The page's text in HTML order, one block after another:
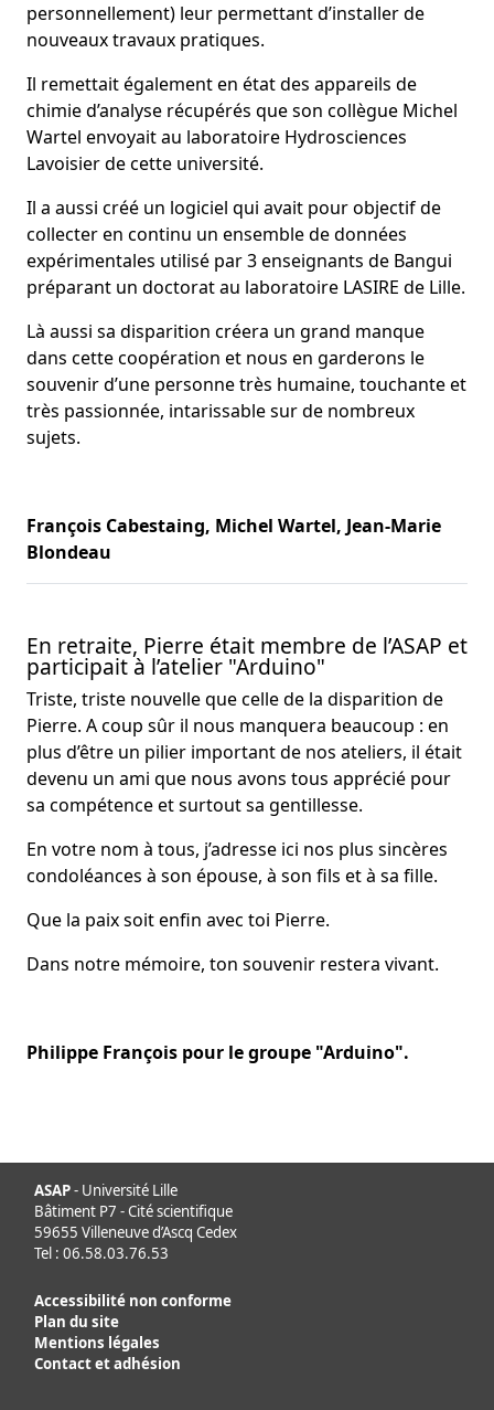
personnellement) leur permettant d’installer de
nouveaux travaux pratiques.
Il remettait également en état des appareils de
chimie d’analyse récupérés que son collègue Michel
Wartel envoyait au laboratoire Hydrosciences
Lavoisier de cette université.
Il a aussi créé un logiciel qui avait pour objectif de
collecter en continu un ensemble de données
expérimentales utilisé par 3 enseignants de Bangui
préparant un doctorat au laboratoire LASIRE de Lille.
Là aussi sa disparition créera un grand manque
dans cette coopération et nous en garderons le
souvenir d’une personne très humaine, touchante et
très passionnée, intarissable sur de nombreux
sujets.
François Cabestaing, Michel Wartel, Jean-Marie
Blondeau
En retraite, Pierre était membre de l’ASAP et
participait à l’atelier "Arduino"
Triste, triste nouvelle que celle de la disparition de
Pierre. A coup sûr il nous manquera beaucoup : en
plus d’être un pilier important de nos ateliers, il était
devenu un ami que nous avons tous apprécié pour
sa compétence et surtout sa gentillesse.
En votre nom à tous, j’adresse ici nos plus sincères
condoléances à son épouse, à son fils et à sa fille.
Que la paix soit enfin avec toi Pierre.
Dans notre mémoire, ton souvenir restera vivant.
Philippe François pour le groupe "Arduino".
ASAP- Université Lille
Bâtiment P7 - Cité scientifique
59655 Villeneuve d’Ascq Cedex
Tel : 06.58.03.76.53
Accessibilité non conforme
Plan du site
Mentions légales
Contact et adhésion